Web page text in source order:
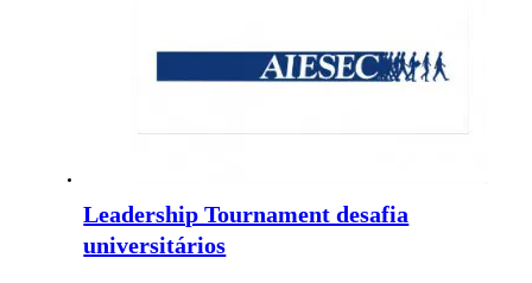
Leadership Tournament desafia
universitários